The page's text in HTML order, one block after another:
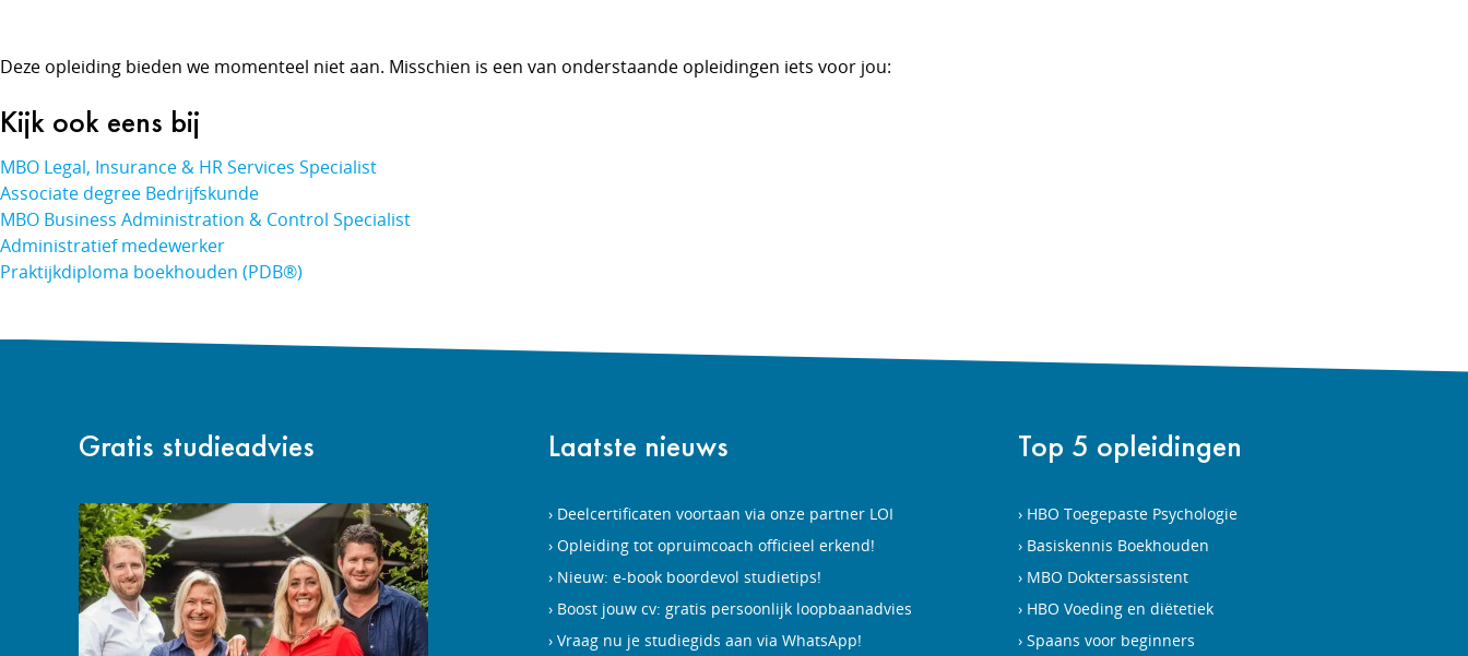
Deze opleiding bieden we momenteel niet aan. Misschien is een van onderstaande opleidingen iets voor jou:
Kijk ook eens bij
MBO Legal, Insurance & HR Services Specialist
Associate degree Bedrijfskunde
MBO Business Administration & Control Specialist
Administratief medewerker
Praktijkdiploma boekhouden (PDB®)
Gratis studieadvies Laatste nieuws
Deelcertificaten voortaan via onze partner LOI
Opleiding tot opruimcoach officieel erkend!
Nieuw: e-book boordevol studietips!
Boost jouw cv: gratis persoonlijk loopbaanadvies
Vraag nu je studiegids aan via WhatsApp!
Top 5 opleidingen
HBO Toegepaste Psychologie
Basiskennis Boekhouden
MBO Doktersassistent
HBO Voeding en diëtetiek
Spaans voor beginners